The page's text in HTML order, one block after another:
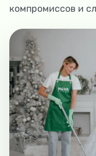
компромиссов и